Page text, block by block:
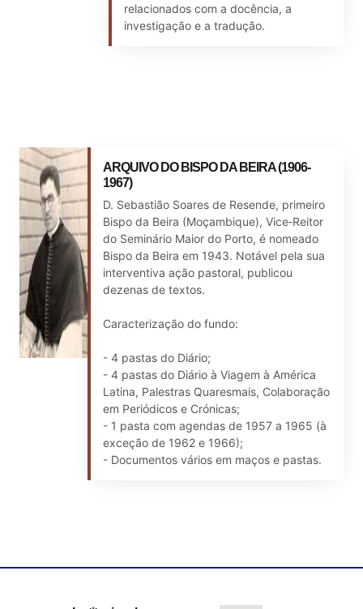
relacionados com a docência, a
investigação e a tradução.
ARQUIVO DO BISPO DA BEIRA (1906-
1967)
D. Sebastião Soares de Resende, primeiro
Bispo da Beira (Moçambique), Vice‐Reitor
do Seminário Maior do Porto, é nomeado
Bispo da Beira em 1943. Notável pela sua
interventiva ação pastoral, publicou
dezenas de textos.
Caracterização do fundo:
- 4 pastas do Diário;
- 4 pastas do Diário à Viagem à América
Latina, Palestras Quaresmais, Colaboração
em Periódicos e Crónicas;
- 1 pasta com agendas de 1957 a 1965 (à
exceção de 1962 e 1966);
- Documentos vários em maços e pastas.